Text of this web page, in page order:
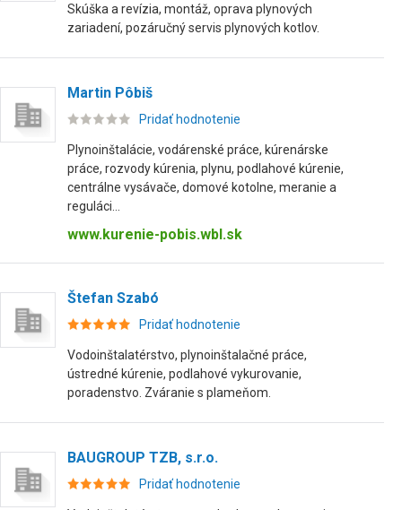
Skúška a revízia, montáž, oprava plynových
zariadení, pozáručný servis plynových kotlov.
Martin Pôbiš
Pridať hodnotenie
Plynoinštalácie, vodárenské práce, kúrenárske
práce, rozvody kúrenia, plynu, podlahové kúrenie,
centrálne vysávače, domové kotolne, meranie a
reguláci...
www.kurenie-pobis.wbl.sk
Štefan Szabó
Pridať hodnotenie
Vodoinštalatérstvo, plynoinštalačné práce,
ústredné kúrenie, podlahové vykurovanie,
poradenstvo. Zváranie s plameňom.
BAUGROUP TZB, s.r.o.
Pridať hodnotenie